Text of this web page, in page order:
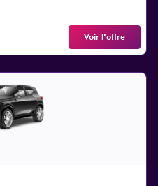
Voir l’offre